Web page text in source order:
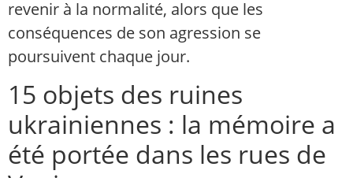
revenir à la normalité, alors que les
conséquences de son agression se
poursuivent chaque jour.
15 objets des ruines
ukrainiennes : la mémoire a
été portée dans les rues de